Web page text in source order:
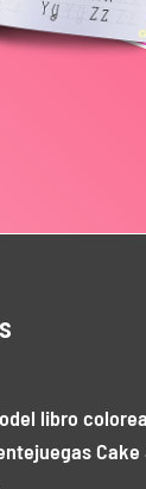
libro
Cake